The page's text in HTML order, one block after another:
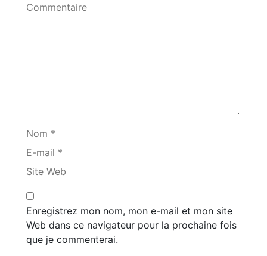
Commentaire
Nom *
E-mail *
Site Web
Enregistrez mon nom, mon e-mail et mon site
Web dans ce navigateur pour la prochaine fois
que je commenterai.